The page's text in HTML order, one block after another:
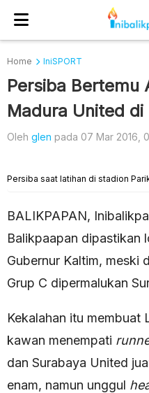
Home IniSPORT
Persiba Bertemu
Madura United di
Oleh glen pada 07 Mar 2016,
Persiba saat latihan di stadion
BALIKPAPAN,
Balikpaapan dipastikan
Gubernur Kaltim, meski
Grup C dipermalukan
Kekalahan itu
kawan menempati
dan Surabaya United
enam, namun unggul